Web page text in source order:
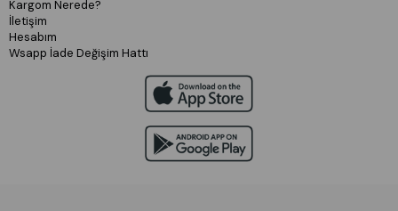
Kargom Nerede?
İletişim
Hesabım
Wsapp İade Değişim Hattı